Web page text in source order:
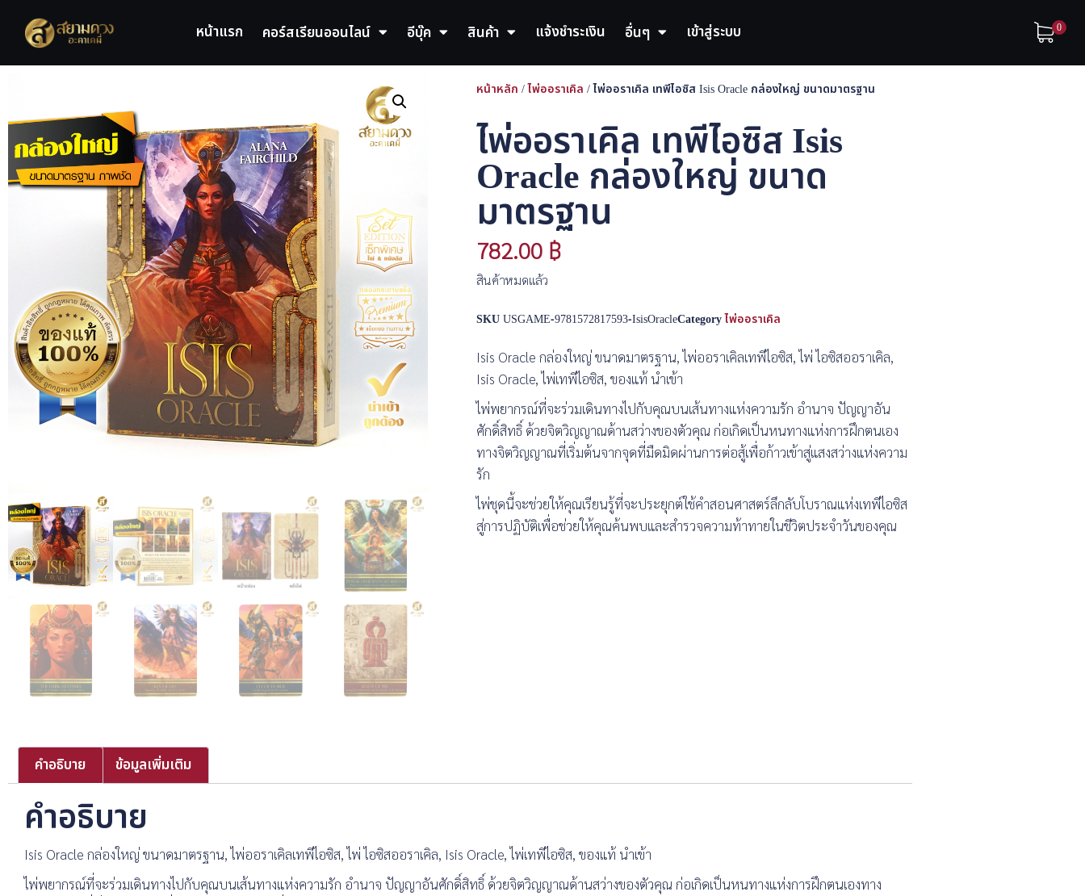
หน้าแรก คอร์สเรียนออนไลน์ อีบุ๊ค สินค้า แจ้งชำระเงิน อื่นๆ เข้าสู่ระบบ 0
หน้าหลัก /ไพ่ออราเคิล / ไพ่ออราเคิล เทพีไอซิส Isis Oracle กล่องใหญ่ ขนาดมาตรฐาน
ไพ่ออราเคิล เทพีไอซิส Isis
Oracle กล่องใหญ่ ขนาด
มาตรฐาน
782.00 ฿
สินค้าหมดแล้ว
SKUUSGAME-9781572817593-IsisOracleCategoryไพ่ออราเคิล
Isis Oracle กล่องใหญ่ ขนาดมาตรฐาน, ไพ่ออราเคิลเทพีไอซิส, ไพ่ ไอซิสออราเคิล,
Isis Oracle, ไพ่เทพีไอซิส, ของแท้ นำเข้า
ไพ่พยากรณ์ที่จะร่วมเดินทางไปกับคุณบนเส้นทางแห่งความรัก อำนาจ ปัญญาอัน
ศักดิ์สิทธิ์ ด้วยจิตวิญญาณด้านสว่างของตัวคุณ ก่อเกิดเป็นหนทางแห่งการฝึกตนเอง
ทางจิตวิญญาณที่เริ่มต้นจากจุดที่มืดมิดผ่านการต่อสู้เพื่อก้าวเข้าสู่แสงสว่างแห่งความ
รัก
ไพ่ชุดนี้จะช่วยให้คุณเรียนรู้ที่จะประยุกต์ใช้คำสอนศาสตร์ลึกลับโบราณแห่งเทพีไอซิส
สู่การปฏิบัติเพื่อช่วยให้คุณค้นพบและสำรวจความท้าทายในชีวิตประจำวันของคุณ
คำอธิบาย ข้อมูลเพิ่มเติม
คำอธิบาย
Isis Oracle กล่องใหญ่ ขนาดมาตรฐาน, ไพ่ออราเคิลเทพีไอซิส, ไพ่ ไอซิสออราเคิล, Isis Oracle, ไพ่เทพีไอซิส, ของแท้ นำเข้า
ไพ่พยากรณ์ที่จะร่วมเดินทางไปกับคุณบนเส้นทางแห่งความรัก อำนาจ ปัญญาอันศักดิ์สิทธิ์ ด้วยจิตวิญญาณด้านสว่างของตัวคุณ ก่อเกิดเป็นหนทางแห่งการฝึกตนเองทาง